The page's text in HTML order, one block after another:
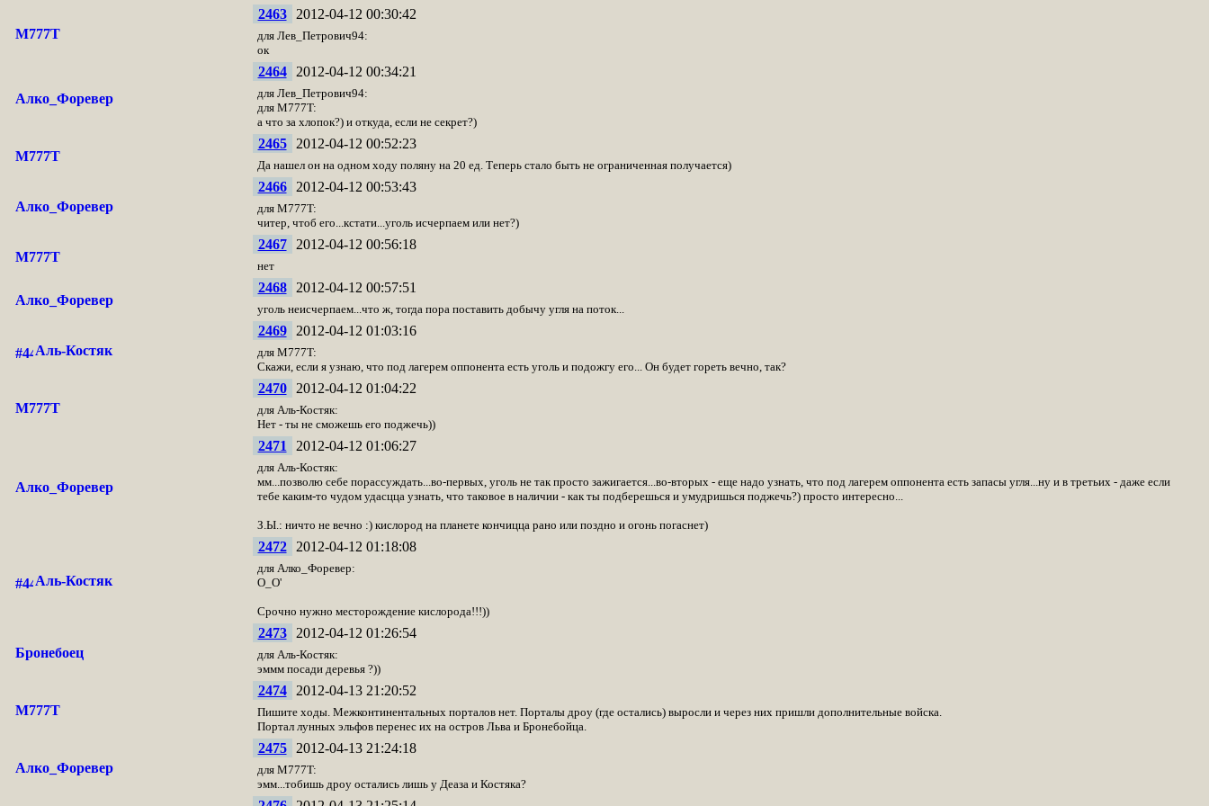
M777T
2463 2012-04-12 00:30:42
для Лев_Петрович94:
ок
Алко_Форевер
2464 2012-04-12 00:34:21
для Лев_Петрович94:
для M777T:
а что за хлопок?) и откуда, если не секрет?)
M777T
2465 2012-04-12 00:52:23
Да нашел он на одном ходу поляну на 20 ед. Теперь стало быть не ограниченная получается)
Алко_Форевер
2466 2012-04-12 00:53:43
для M777T:
читер, чтоб его...кстати...уголь исчерпаем или нет?)
M777T
2467 2012-04-12 00:56:18
нет
Алко_Форевер
2468 2012-04-12 00:57:51
уголь неисчерпаем...что ж, тогда пора поставить добычу угля на поток...
Аль-Костяк
2469 2012-04-12 01:03:16
для M777T:
Скажи, если я узнаю, что под лагерем оппонента есть уголь и подожгу его... Он будет гореть вечно, так?
M777T
2470 2012-04-12 01:04:22
для Аль-Костяк:
Нет - ты не сможешь его поджечь))
Алко_Форевер
2471 2012-04-12 01:06:27
для Аль-Костяк:
мм...позволю себе порассуждать...во-первых, уголь не так просто зажигается...во-вторых - еще надо узнать, что под лагерем оппонента есть запасы угля...ну и в третьих - даже если
тебе каким-то чудом удасцца узнать, что таковое в наличии - как ты подберешься и умудришься поджечь?) просто интересно...
З.Ы.: ничто не вечно :) кислород на планете кончицца рано или поздно и огонь погаснет)
Аль-Костяк
2472 2012-04-12 01:18:08
для Алко_Форевер:
О_О'
Срочно нужно месторождение кислорода!!!))
Бронебоец
2473 2012-04-12 01:26:54
для Аль-Костяк:
эммм посади деревья ?))
M777T
2474 2012-04-13 21:20:52
Пишите ходы. Межконтинентальных порталов нет. Порталы дроу (где остались) выросли и через них пришли дополнительные войска.
Портал лунных эльфов перенес их на остров Льва и Бронебойца.
Алко_Форевер
2475 2012-04-13 21:24:18
для M777T:
эмм...тобишь дроу остались лишь у Деаза и Костяка?